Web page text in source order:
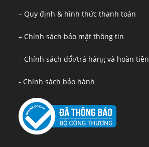
– Quy định & hình thức thanh toán
– Chính sách bảo mật thông tin
– Chính sách đổi/trả hàng và hoàn tiền
- Chính sách bảo hành